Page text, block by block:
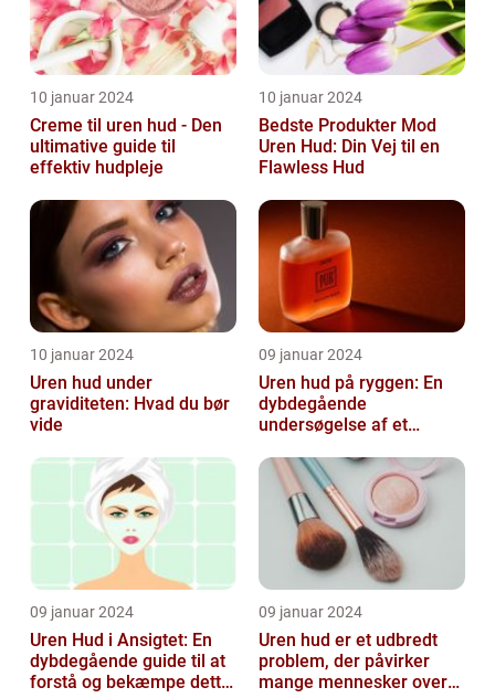
10 januar 2024
Creme til uren hud - Den
ultimative guide til
effektiv hudpleje
10 januar 2024
Bedste Produkter Mod
Uren Hud: Din Vej til en
Flawless Hud
10 januar 2024
Uren hud under
graviditeten: Hvad du bør
vide
09 januar 2024
Uren hud på ryggen: En
dybdegående
undersøgelse af et
undertiden overset
skønhedspr...
09 januar 2024
Uren Hud i Ansigtet: En
dybdegående guide til at
forstå og bekæmpe dette
09 januar 2024
Uren hud er et udbredt
problem, der påvirker
mange mennesker over